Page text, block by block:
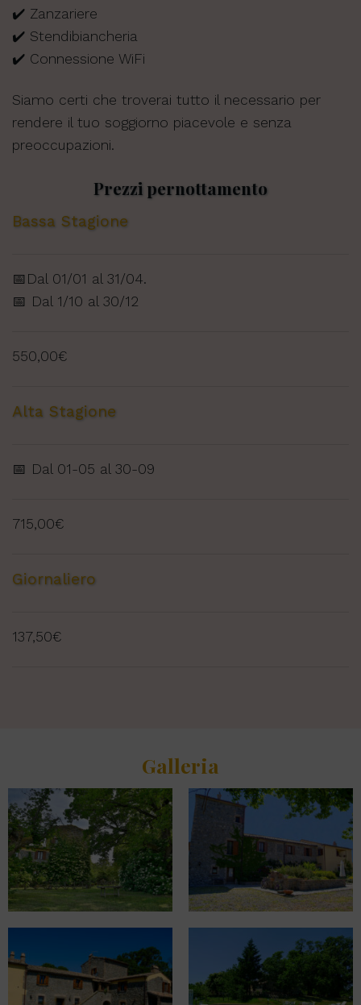
✔️ Zanzariere
✔️ Stendibiancheria
✔️ Connessione WiFi
Siamo certi che troverai tutto il necessario per
rendere il tuo soggiorno piacevole e senza
preoccupazioni.
Prezzi pernottamento
Bassa Stagione
📅Dal 01/01 al 31/04.
📅 Dal 1/10 al 30/12
550,00€
Alta Stagione
📅 Dal 01-05 al 30-09
715,00€
Giornaliero
137,50€
Galleria